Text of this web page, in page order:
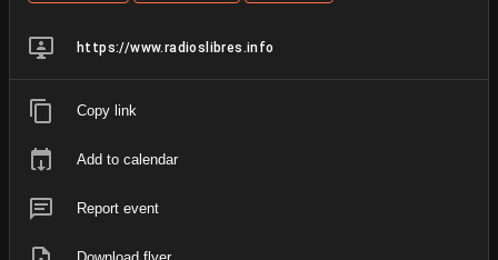
https://www.radioslibres.info
Copy link
Add to calendar
Report event